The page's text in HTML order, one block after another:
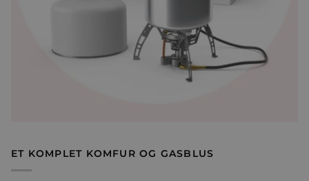
ET KOMPLET KOMFUR OG GASBLUS